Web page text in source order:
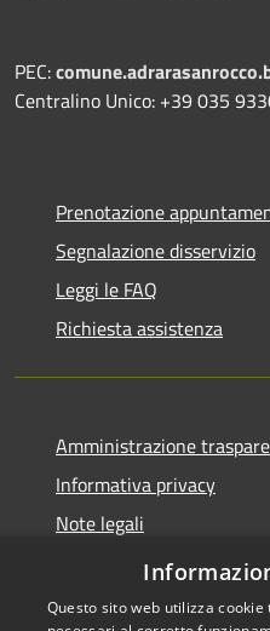
PEC:
Centralino Unico: +39 035
Prenotazione
Segnalazione disservizio
Leggi le FAQ
Richiesta assistenza
Amministrazione
Informativa privacy
Note legali
Dichiarazione di
Questo sito web utilizza